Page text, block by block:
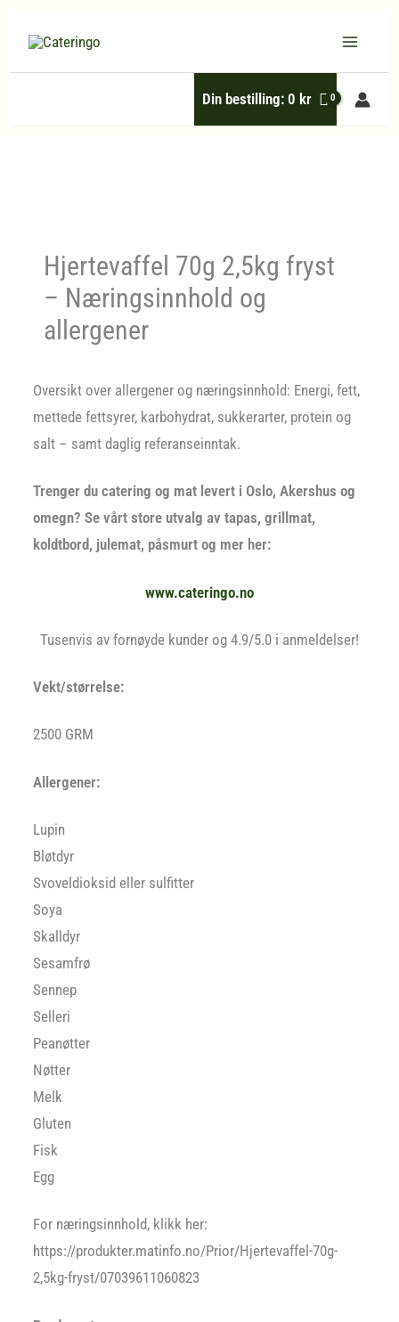
Din bestilling:0 kr
Hjertevaffel 70g 2,5kg fryst
– Næringsinnhold og
allergener
Oversikt over allergener og næringsinnhold: Energi, fett,
mettede fettsyrer, karbohydrat, sukkerarter, protein og
salt – samt daglig referanseinntak.
Trenger du catering og mat levert i Oslo, Akershus og
omegn? Se vårt store utvalg av tapas, grillmat,
koldtbord, julemat, påsmurt og mer her:
www.cateringo.no
Tusenvis av fornøyde kunder og 4.9/5.0 i anmeldelser!
Vekt/størrelse:
2500 GRM
Allergener:
Lupin
Bløtdyr
Svoveldioksid eller sulfitter
Soya
Skalldyr
Sesamfrø
Sennep
Selleri
Peanøtter
Nøtter
Melk
Gluten
Fisk
Egg
For næringsinnhold, klikk her:
https://produkter.matinfo.no/Prior/Hjertevaffel-70g-
2,5kg-fryst/07039611060823